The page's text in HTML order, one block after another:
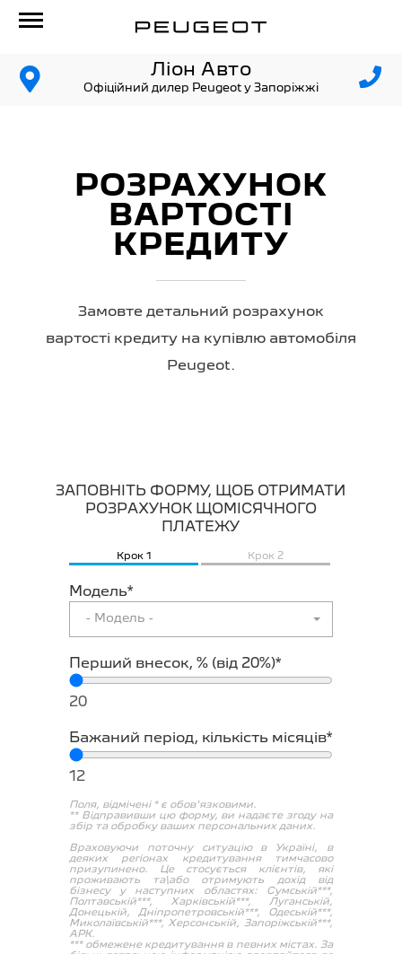
Ліон Авто
Офіційний дилер Peugeot у Запоріжжі
РОЗРАХУНОК
ВАРТОСТІ
КРЕДИТУ
Замовте детальний розрахунок
вартості кредиту на купівлю автомобіля
Peugeot.